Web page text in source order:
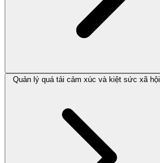
Quản lý quá tải cảm xúc và kiệt sức xã hội